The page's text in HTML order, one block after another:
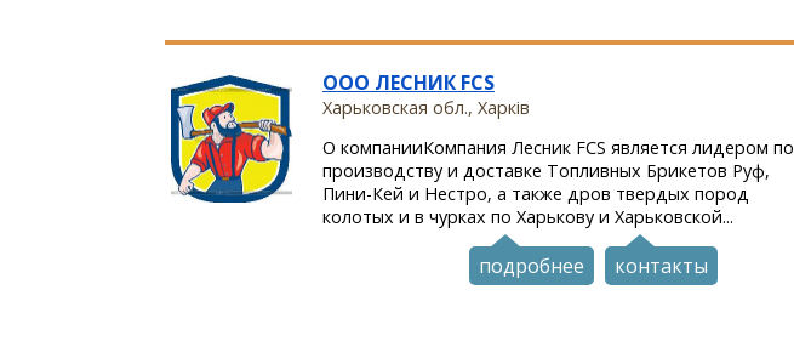
OOO ЛЕСНИК FCS
Харьковская обл., Харкiв
О компанииКомпания Лесник FCS является лидером по
производству и доставке Топливных Брикетов Руф,
Пини-Кей и Нестро, а также дров твердых пород
колотых и в чурках по Харькову и Харьковской...
подробнее контакты